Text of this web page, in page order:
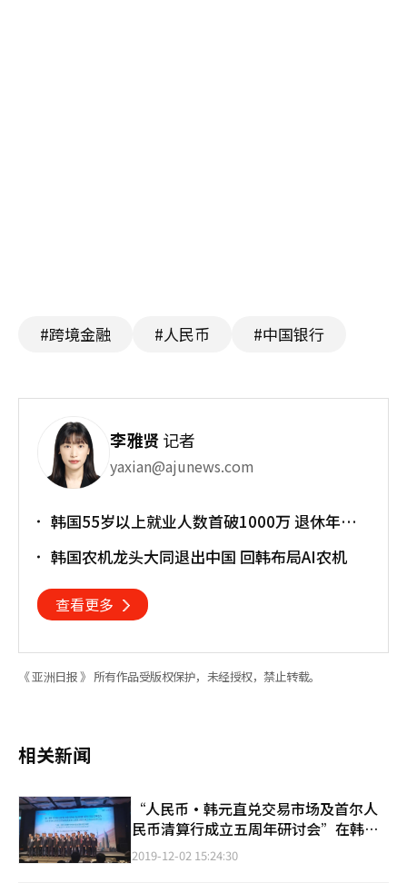
#跨境金融 #人民币 #中国银行
李雅贤记者
yaxian@ajunews.com
韩国55岁以上就业人数首破1000万 退休年龄
韩国农机龙头大同退出中国 回韩布局AI农机
查看更多
《 亚洲日报 》 所有作品受版权保护，未经授权，禁止转载。
相关新闻
“人民币·韩元直兑交易市场及首尔人
民币清算行成立五周年研讨会”在韩举
办
2019-12-02 15:24:30